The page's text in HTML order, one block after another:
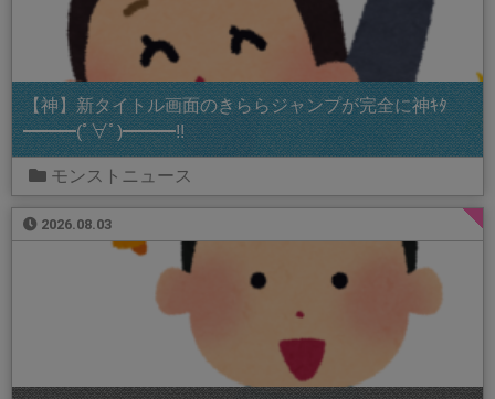
【神】新タイトル画面のきららジャンプが完全に神ｷﾀ
━━━(ﾟ∀ﾟ)━━━!!
モンストニュース
2026.08.03